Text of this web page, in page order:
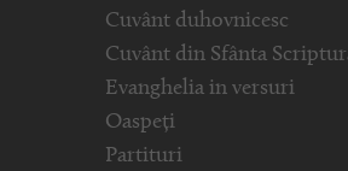
Cuvânt duhovnicesc
Cuvânt din Sfânta
Evanghelia in versuri
Oaspeți
Partituri